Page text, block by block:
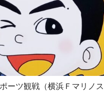
ーツ観戦（横浜Ｆマリノ